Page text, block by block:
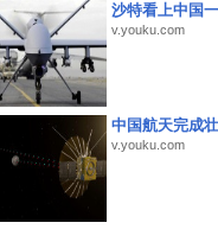
沙特看上中国
v.youku.com
中国航天完成
v.youku.com